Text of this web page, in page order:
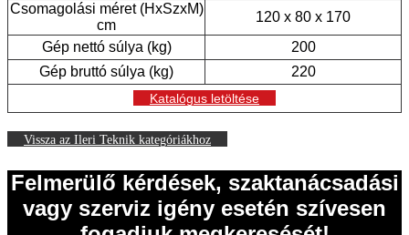
Csomagolási méret (HxSzxM)
cm
120 x 80 x 170
Gép nettó súlya (kg)
200
Gép bruttó súlya (kg)
220
Katalógus letöltése
Vissza az Ileri Teknik kategóriákhoz
Felmerülő kérdések, szaktanácsadási
vagy szerviz igény esetén szívesen